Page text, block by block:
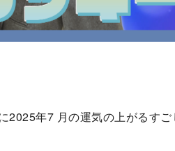
2025年7 月の運気の上がるす